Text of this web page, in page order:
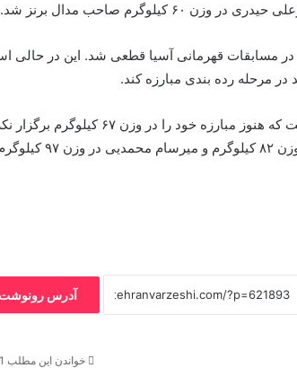
صاحب مدال برنز شد.
در مرحله رده بندی مبارزه کند.
محمد رضا غلامی دیگر نماینده ایران در مرحله رده بندی است که هنوز
محمد کاظمی در وزن ۷۲ کیلوگرم، علیرضا محمدحسین در وزن ۸۲
آدرس رونوشت
خواندن این مطلب 1 دقیقه زمان میبرد